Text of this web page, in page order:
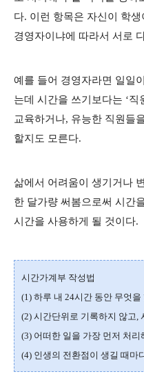
다. 이런 항목은 자신이 학
경영자이냐에 따라서 서로
예를 들어 경영자라면 일일
는데 시간을 쓰기보다는 ‘
교육하거나, 유능한 직원들
할지도 모른다.
삶에서 어려움이 생기거나
한 달가량 써봄으로써 시간
시간을 사용하게 될 것이다.
시간가계부 작성법
(1) 하루 내 24시간 동안 무엇
(2) 시간단위로 기록하지 않고,
(3) 어떠한 일을 가장 먼저 처
(4) 인생의 전환점이 생길 때마